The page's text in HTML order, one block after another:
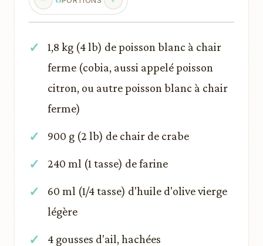
1,8 kg (4 lb) de poisson blanc à chair
ferme (cobia, aussi appelé poisson
citron, ou autre poisson blanc à chair
ferme)
900 g (2 lb) de chair de crabe
240 ml (1 tasse) de farine
60 ml (1/4 tasse) d'huile d'olive vierge
légère
4 gousses d'ail, hachées